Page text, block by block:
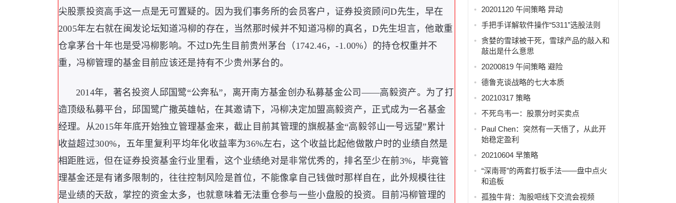
尖股票投资高手这一点是无可置疑的。因为我们事务所的会员客户，证券投资顾问D先生，早在
2005年左右就在闽发论坛知道冯柳的存在，当然那时候并不知道冯柳的真名，D先生坦言，他敢重
仓拿茅台十年也是受冯柳影响。不过D先生目前贵州茅台（1742.46，-1.00%）的持仓权重并不
重，冯柳管理的基金目前应该还是持有不少贵州茅台的。
2014年，著名投资人邱国鹭“公奔私”，离开南方基金创办私募基金公司——高毅资产。为了打
造顶级私募平台，邱国鹭广撒英雄帖，在其邀请下，冯柳决定加盟高毅资产，正式成为一名基金
经理。从2015年年底开始独立管理基金来，截止目前其管理的旗舰基金“高毅邻山一号远望”累计
收益超过300%，五年里复利平均年化收益率为36%左右，这个收益比起他做散户时的业绩自然是
相距胜远，但在证券投资基金行业里看，这个业绩绝对是非常优秀的，排名至少在前3%，毕竟管
理基金还是有诸多限制的，往往控制风险是首位，不能像拿自己钱做时那样自在，此外规模往往
是业绩的天敌，掌控的资金太多，也就意味着无法重仓参与一些小盘股的投资。目前冯柳管理的
20201120 午间策略 异动
手把手详解软件操作“5311”选股法则
贪婪的雪球被干死，雪球产品的敲入和
敲出是什么意思
20200819 午间策略 避险
德鲁克谈战略的七大本质
20210317 策略
不死鸟韦一：股票分时买卖点
Paul Chen：突然有一天悟了，从此开
始稳定盈利
20210604 早策略
“深南哥”的两套打板手法——盘中点火
和追板
孤独牛背：淘股吧线下交流会视频